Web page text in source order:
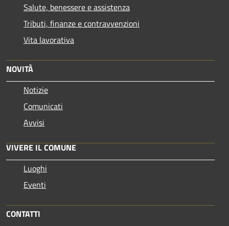
Salute, benessere e assistenza
Tributi, finanze e contravvenzioni
Vita lavorativa
NOVITÀ
Notizie
Comunicati
Avvisi
VIVERE IL COMUNE
Luoghi
Eventi
CONTATTI